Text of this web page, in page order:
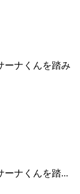
ーナくんを踏み
ーナくんを踏...